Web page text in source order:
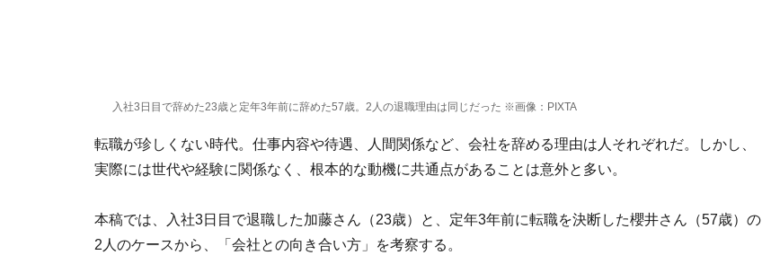
入社3日目で辞めた23歳と定年3年前に辞めた57歳。2人の退職理由は同じだった ※画像：PIXTA
転職が珍しくない時代。仕事内容や待遇、人間関係など、会社を辞める理由は人それぞれだ。しかし、
実際には世代や経験に関係なく、根本的な動機に共通点があることは意外と多い。
本稿では、入社3日目で退職した加藤さん（23歳）と、定年3年前に転職を決断した櫻井さん（57歳）の
2人のケースから、「会社との向き合い方」を考察する。